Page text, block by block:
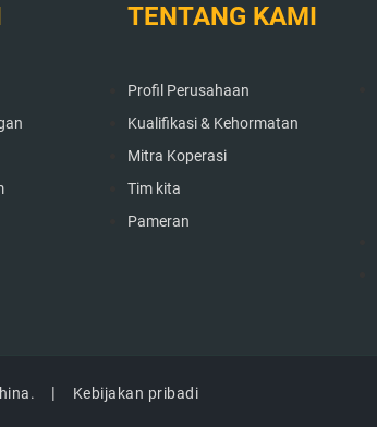
TENTANG KAMI
Profil Perusahaan
Kualifikasi & Kehormatan
Mitra Koperasi
Tim kita
Pameran
Kebijakan pribadi